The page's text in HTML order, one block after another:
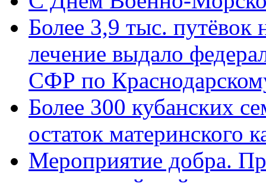
Более 3,9 тыс. путёвок
лечение выдало
СФР по
Более 300 кубанских
остаток материнского
Мероприятие добра.